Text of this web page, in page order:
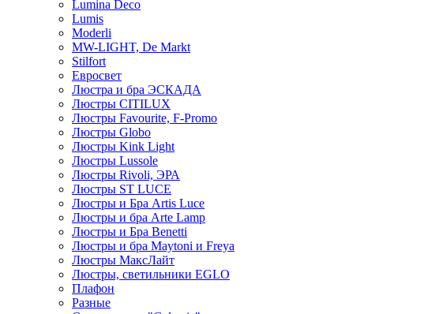
Lumina Deco
Lumis
Moderli
MW-LIGHT, De Markt
Stilfort
Евросвет
Люстра и бра ЭСКАДА
Люстры CITILUX
Люстры Favourite, F-Promo
Люстры Globo
Люстры Kink Light
Люстры Lussole
Люстры Rivoli, ЭРА
Люстры ST LUCE
Люстры и Бра Artis Luce
Люстры и бра Arte Lamp
Люстры и Бра Benetti
Люстры и бра Maytoni и Freya
Люстры МаксЛайт
Люстры, светильники EGLO
Плафон
Разные